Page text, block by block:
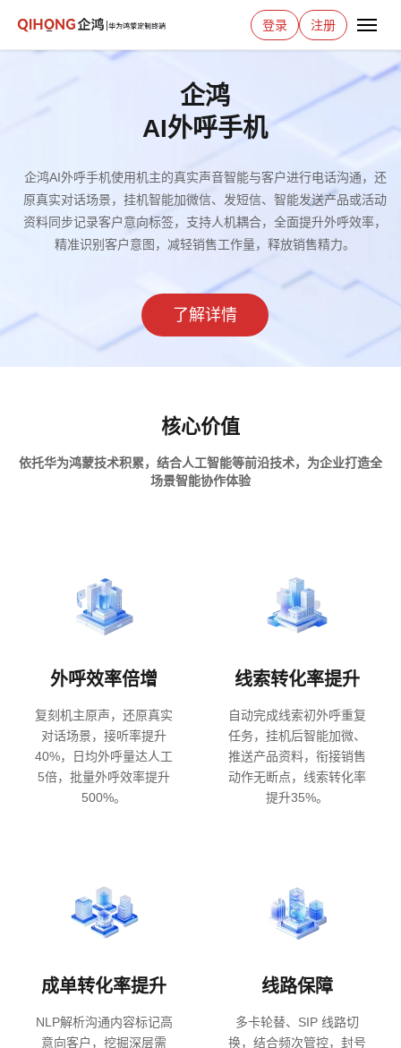
登录 注册
企鸿
AI外呼手机
企鸿AI外呼手机使用机主的真实声音智能与客户进行电话沟通，还
原真实对话场景，挂机智能加微信、发短信、智能发送产品或活动
资料同步记录客户意向标签，支持人机耦合，全面提升外呼效率，
精准识别客户意图，减轻销售工作量，释放销售精力。
了解详情
核心价值
依托华为鸿蒙技术积累，结合人工智能等前沿技术，为企业打造全
场景智能协作体验
外呼效率倍增
复刻机主原声，还原真实
对话场景，接听率提升
40%，日均外呼量达人工
5倍，批量外呼效率提升
500%。
线索转化率提升
自动完成线索初外呼重复
任务，挂机后智能加微、
推送产品资料，衔接销售
动作无断点，线索转化率
提升35%。
成单转化率提升
NLP解析沟通内容标记高
意向客户，挖掘深层需
线路保障
多卡轮替、SIP 线路切
换，结合频次管控，封号